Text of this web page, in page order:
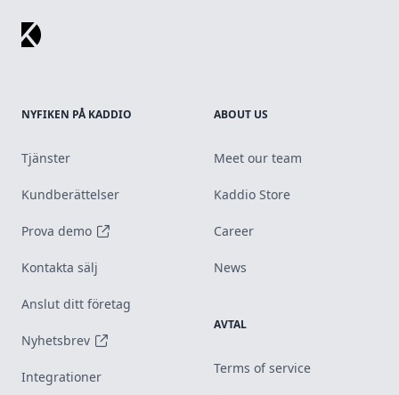
NYFIKEN PÅ KADDIO
Tjänster
Kundberättelser
Prova demo
Kontakta sälj
Anslut ditt företag
Nyhetsbrev
Integrationer
ABOUT US
Meet our team
Kaddio Store
Career
News
AVTAL
Terms of service